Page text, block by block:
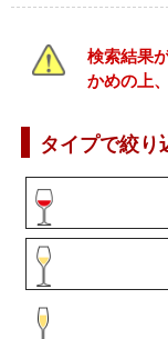
検索結果
かめの上
タイプで絞り